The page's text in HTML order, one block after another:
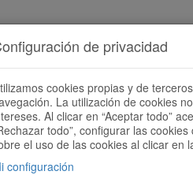
rutas Buscador de
de privacidad
cookies propias y de
La utilización de cookies
Al clicar en “Aceptar todo”
todo”, configurar las
el uso de las cookies al clicar en
configuración